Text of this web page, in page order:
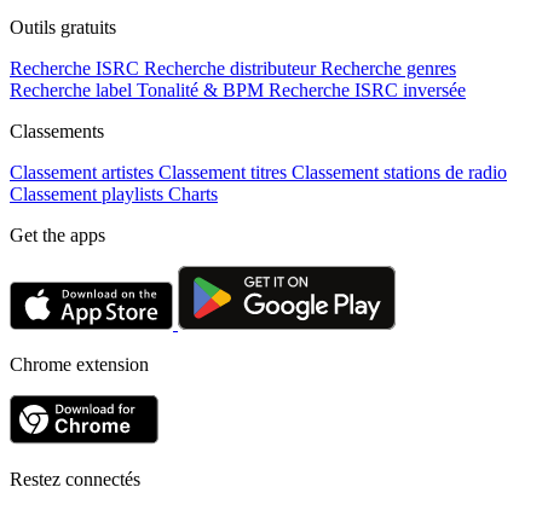
Outils gratuits
Recherche ISRC Recherche distributeur Recherche genres
Recherche label Tonalité & BPM Recherche ISRC inversée
Classements
Classement artistes Classement titres Classement stations de radio
Classement playlists Charts
Get the apps
Chrome extension
Restez connectés